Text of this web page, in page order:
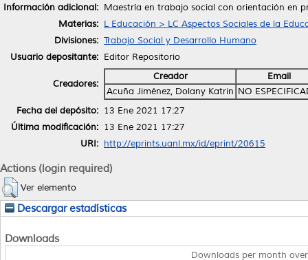
Información adicional: Maestría en trabajo social con orientación en
Materias: L Educación > LC Aspectos Sociales de la
Divisiones: Trabajo Social y Desarrollo Humano
Usuario depositante: Editor Repositorio
Creadores:
Creador
Email
Acuña Jiménez, Dolany Katrin NO
Fecha del depósito: 13 Ene 2021 17:27
Última modificación: 13 Ene 2021 17:27
URI: http://eprints.uanl.mx/id/eprint/20615
Actions (login required)
Ver elemento
Descargar estadísticas
Downloads
Downloads per month